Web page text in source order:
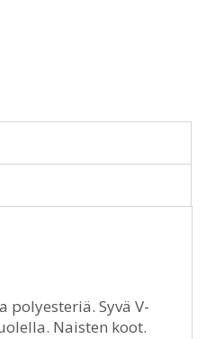
Syvä V-
Naisten koot.